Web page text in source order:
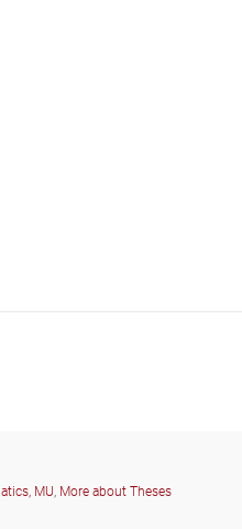
MU, More about Theses